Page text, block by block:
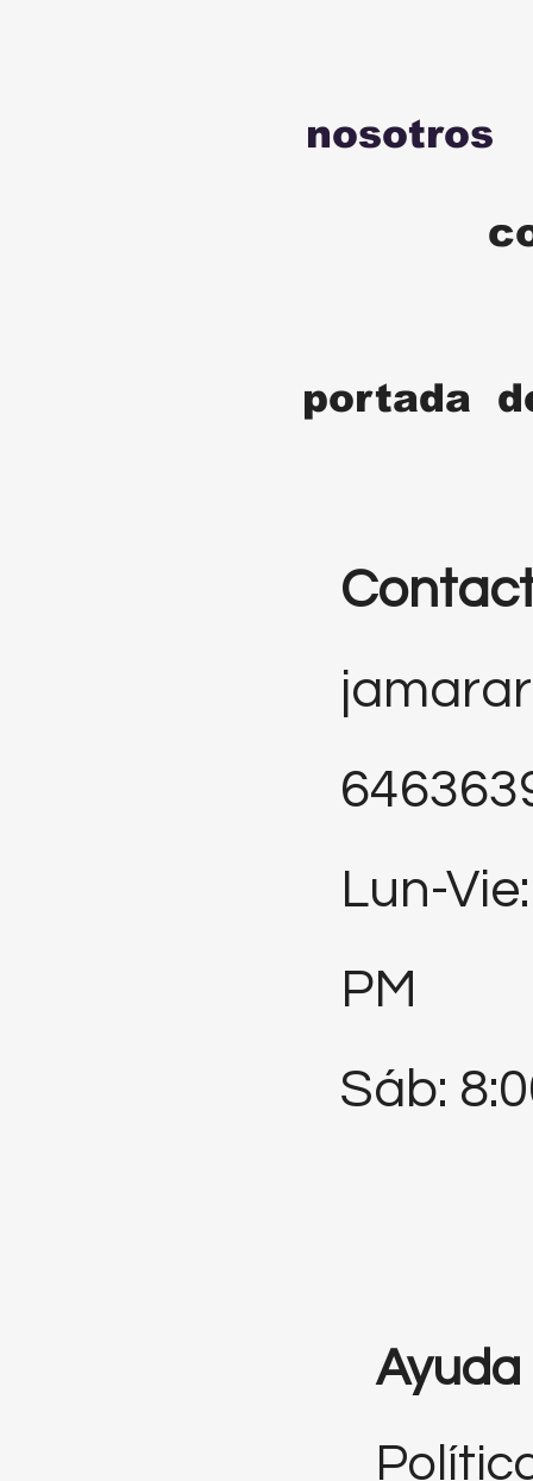
nosotros
portada
Lun-
PM
Sáb:
Ayuda